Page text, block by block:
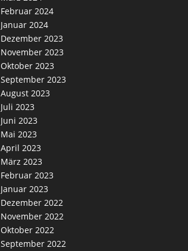
Februar 2024
Januar 2024
Dezember 2023
November 2023
Oktober 2023
September 2023
August 2023
Juli 2023
Juni 2023
Mai 2023
April 2023
März 2023
Februar 2023
Januar 2023
Dezember 2022
November 2022
Oktober 2022
September 2022